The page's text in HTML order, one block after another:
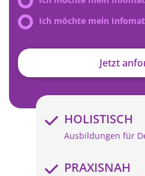
Ich möchte mein
Jetzt
HOLISTISCH
Ausbildungen für
PRAXISNAH